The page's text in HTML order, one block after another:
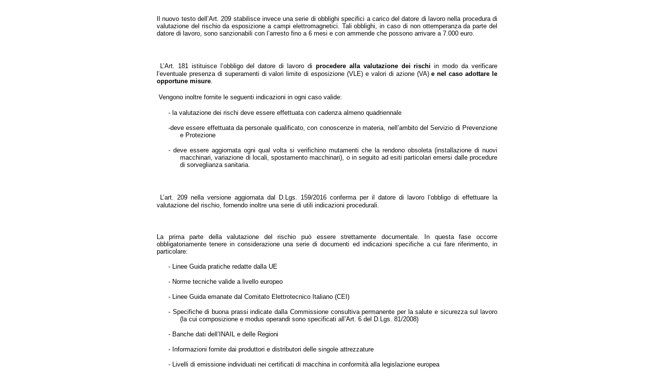
Il nuovo testo dell’Art. 209 stabilisce invece una serie di obblighi specifici a carico del datore di lavoro nella procedura di
valutazione del rischio da esposizione a campi elettromagnetici. Tali obblighi, in caso di non ottemperanza da parte del
datore di lavoro, sono sanzionabili con l’arresto fino a 6 mesi e con ammende che possono arrivare a 7.000 euro.
L’Art. 181 istituisce l’obbligo del datore di lavoro di procedere alla valutazione dei rischi in modo da verificare
l’eventuale presenza di superamenti di valori limite di esposizione (VLE) e valori di azione (VA)e nel caso adottare le
opportune misure
Vengono inoltre fornite le seguenti indicazioni in ogni caso valide:
- la valutazione dei rischi deve essere effettuata con cadenza almeno quadriennale
-deve essere effettuata da personale qualificato, con conoscenze in materia, nell’ambito del Servizio di Prevenzione
e Protezione
- deve essere aggiornata ogni qual volta si verifichino mutamenti che la rendono obsoleta (installazione di nuovi
macchinari, variazione di locali, spostamento macchinari), o in seguito ad esiti particolari emersi dalle procedure
di sorveglianza sanitaria.
L’art. 209 nella versione aggiornata dal D.Lgs. 159/2016 conferma per il datore di lavoro l’obbligo di effettuare la
valutazione del rischio, fornendo inoltre una serie di utili indicazioni procedurali.
La prima parte della valutazione del rischio può essere strettamente documentale. In questa fase occorre
obbligatoriamente tenere in considerazione una serie di documenti ed indicazioni specifiche a cui fare riferimento, in
particolare:
- Linee Guida pratiche redatte dalla UE
- Norme tecniche valide a livello europeo
- Linee Guida emanate dal Comitato Elettrotecnico Italiano (CEI)
- Specifiche di buona prassi indicate dalla Commissione consultiva permanente per la salute e sicurezza sul lavoro
(la cui composizione e modus operandi sono specificati all’Art. 6 del D.Lgs. 81/2008)
- Banche dati dell’INAIL e delle Regioni
- Informazioni fornite dai produttori e distributori delle singole attrezzature
- Livelli di emissione individuati nei certificati di macchina in conformità alla legislazione europea